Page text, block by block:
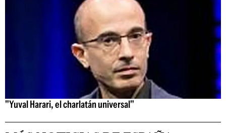
"Yuval Harari, el charlatán universal"